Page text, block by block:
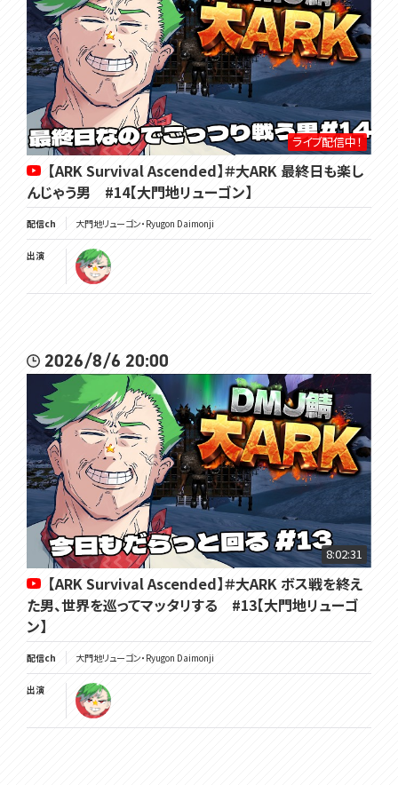
ライブ配信中！
【ARK Survival Ascended】＃大ARK 最終日も楽し
んじゃう男 #14【大門地リューゴン】
配信ch 大門地リューゴン・Ryugon Daimonji
出演
2026/8/6 20:00
8:02:31
【ARK Survival Ascended】＃大ARK ボス戦を終え
た男、世界を巡ってマッタリする #13【大門地リューゴ
ン】
配信ch 大門地リューゴン・Ryugon Daimonji
出演